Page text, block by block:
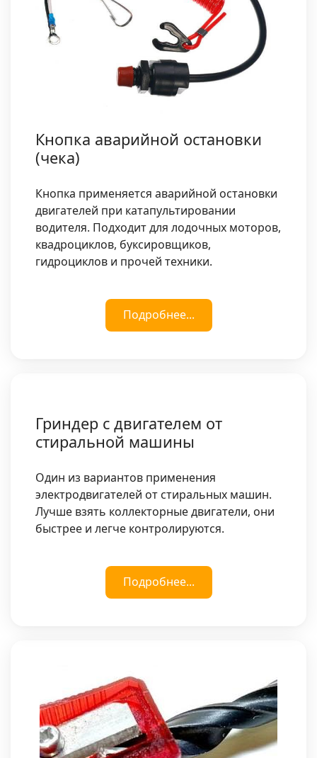
Кнопка аварийной остановки
(чека)
Кнопка применяется аварийной остановки
двигателей при катапультировании
водителя. Подходит для лодочных моторов,
квадроциклов, буксировщиков,
гидроциклов и прочей техники.
Подробнее...
Гриндер с двигателем от
стиральной машины
Один из вариантов применения
электродвигателей от стиральных машин.
Лучше взять коллекторные двигатели, они
быстрее и легче контролируются.
Подробнее...